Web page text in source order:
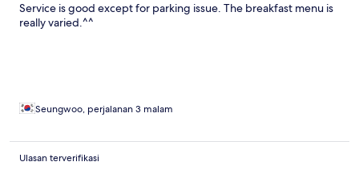
Service is good except for parking issue. The breakfast menu is
really varied.^^
Seungwoo, perjalanan 3 malam
Ulasan terverifikasi